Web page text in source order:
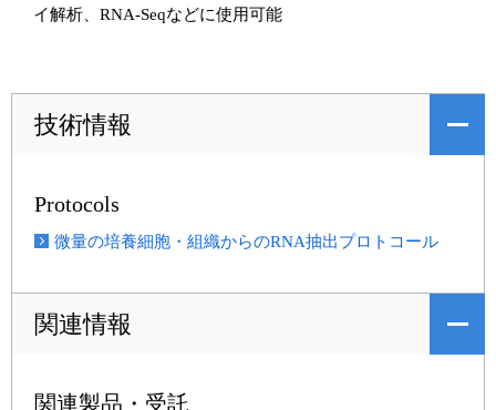
イ解析、RNA-Seqなどに使用可能
技術情報
Protocols
微量の培養細胞・組織からのRNA抽出プロトコール
関連情報
関連製品・受託